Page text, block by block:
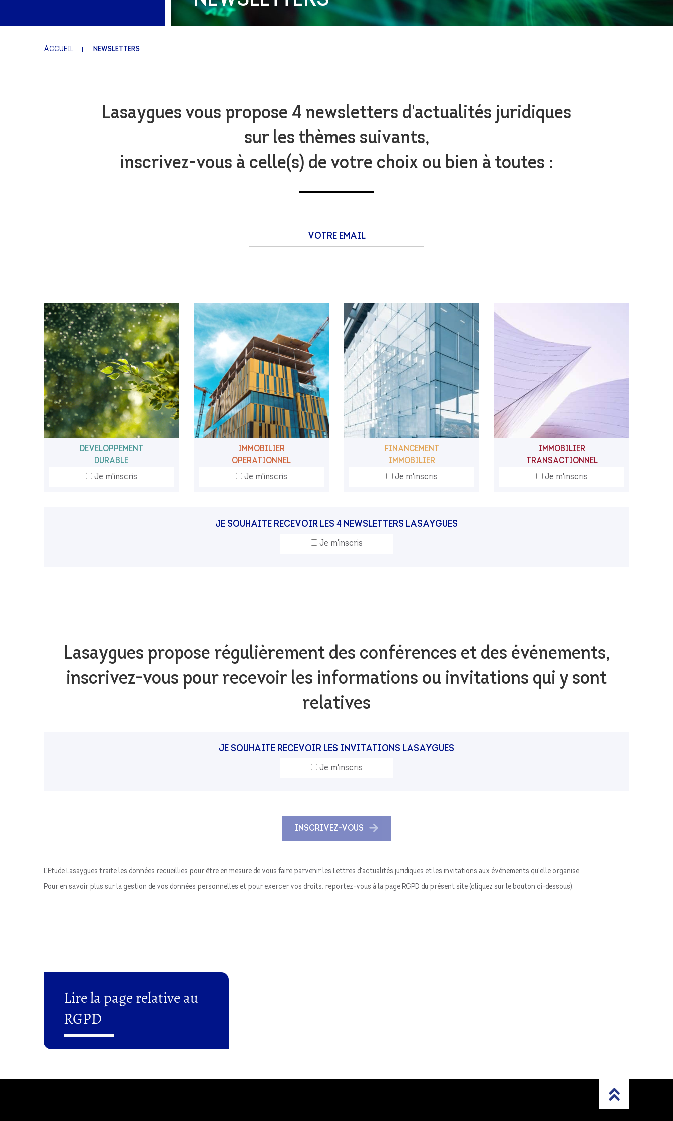
INTERNATIONAL EXPERIENCE
ACCUEIL NEWSLETTERS
Lasaygues vous propose 4 newsletters d'actualités juridiques
sur les thèmes suivants,
inscrivez-vous à celle(s) de votre choix ou bien à toutes :
VOTRE EMAIL
DEVELOPPEMENT
DURABLE
Je m'inscris
IMMOBILIER
OPERATIONNEL
Je m'inscris
FINANCEMENT
IMMOBILIER
Je m'inscris
IMMOBILIER
TRANSACTIONNEL
Je m'inscris
JE SOUHAITE RECEVOIR LES 4 NEWSLETTERS LASAYGUES
Je m'inscris
Lasaygues propose régulièrement des conférences et des événements,
inscrivez-vous pour recevoir les informations ou invitations qui y sont
relatives
JE SOUHAITE RECEVOIR LES INVITATIONS LASAYGUES
Je m'inscris
INSCRIVEZ-VOUS
L'Etude Lasaygues traite les données recueillies pour être en mesure de vous faire parvenir les Lettres d'actualités juridiques et les invitations aux événements qu'elle organise.
Pour en savoir plus sur la gestion de vos données personnelles et pour exercer vos droits, reportez-vous à la page RGPD du présent site (cliquez sur le bouton ci-dessous).
Lire la page relative au
RGPD